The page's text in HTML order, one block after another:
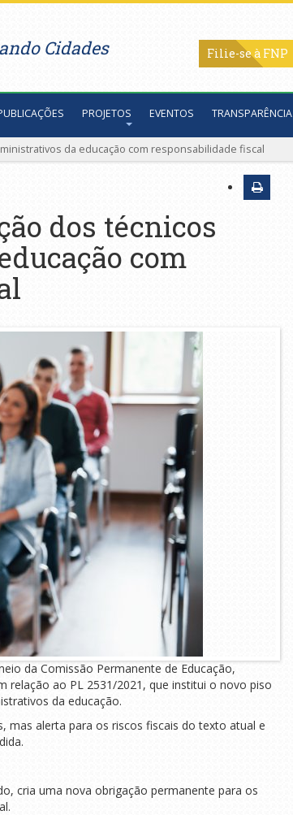
Cidades Filie-se
PROJETOS EVENTOS TRANSPARÊNCIA
da educação com responsabilidade fiscal
dos técnicos
com
da Comissão Permanente de Educação,
relação ao PL 2531/2021, que institui o novo piso
da educação.
mas alerta para os riscos fiscais do texto atual e
cria uma nova obrigação permanente para os